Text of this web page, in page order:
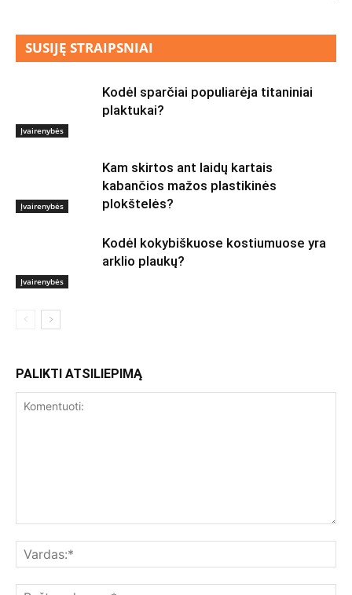
SUSIJĘ STRAIPSNIAI
Įvairenybės
Kodėl sparčiai populiarėja titaniniai
plaktukai?
Įvairenybės
Kam skirtos ant laidų kartais
kabančios mažos plastikinės
plokštelės?
Įvairenybės
Kodėl kokybiškuose kostiumuose yra
arklio plaukų?
PALIKTI ATSILIEPIMĄ